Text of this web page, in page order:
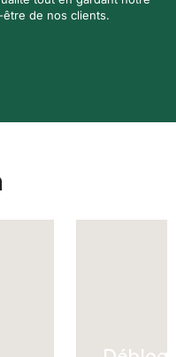
de nos clients.